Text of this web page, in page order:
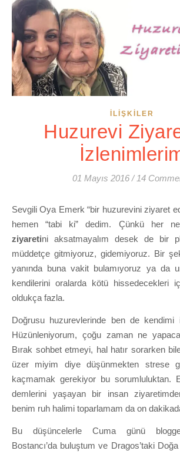
İLIŞKILER
Huzurevi
01 Mayıs 2016 / 14
Sevgili Oya Emerk “bir huzurevini ziyaret edelim” dediğinde
hemen “tabi ki” dedim. Çünkü her
ziyaretini aksatmayalım desek de bir
müddetçe gitmiyoruz, gidemiyoruz. Bir
yanında buna vakit bulamıyoruz ya da
kendilerini oralarda kötü hissedecekleri
oldukça fazla.
Doğrusu huzurevlerinde ben de kendimi
Hüzünleniyorum, çoğu zaman ne
Bırak sohbet etmeyi, hal hatır sorarken
üzer miyim diye düşünmekten strese
kaçmamak gerekiyor bu sorumluluktan.
demlerini yaşayan bir insan
benim ruh halimi toparlamam da on
Bu düşüncelerle Cuma günü
Bostancı’da buluştum ve Dragos’taki